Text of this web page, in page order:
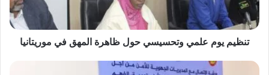
تنظيم يوم علمي وتحسيسي حول ظاهرة المهق في موريتانيا